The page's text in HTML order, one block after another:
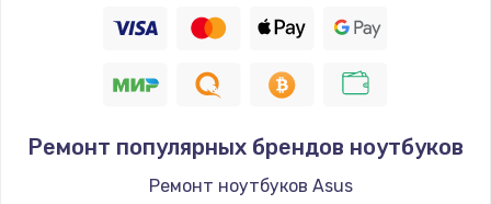
Ремонт популярных брендов ноутбуков
Ремонт ноутбуков Asus